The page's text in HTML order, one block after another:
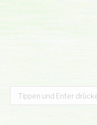
Search: